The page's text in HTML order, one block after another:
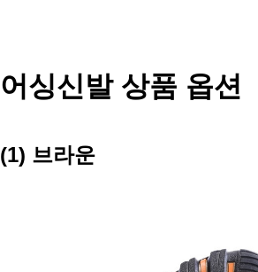
어싱신발 상품 옵션
(1) 브라운